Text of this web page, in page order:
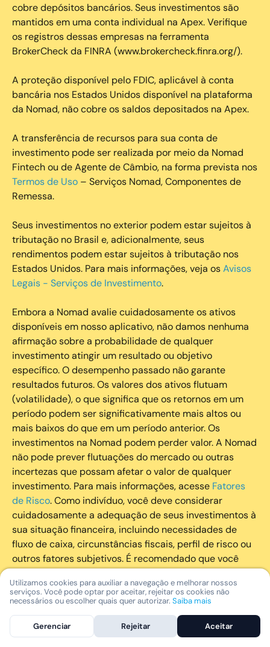
cobre depósitos bancários. Seus investimentos são
mantidos em uma conta individual na Apex. Verifique
os registros dessas empresas na ferramenta
BrokerCheck da FINRA (www.brokercheck.finra.org/).
A proteção disponível pelo FDIC, aplicável à conta
bancária nos Estados Unidos disponível na plataforma
da Nomad, não cobre os saldos depositados na Apex.
A transferência de recursos para sua conta de
investimento pode ser realizada por meio da Nomad
Fintech ou de Agente de Câmbio, na forma prevista nos
Termos de Uso – Serviços Nomad, Componentes de
Remessa.
Seus investimentos no exterior podem estar sujeitos à
tributação no Brasil e, adicionalmente, seus
rendimentos podem estar sujeitos à tributação nos
Estados Unidos. Para mais informações, veja osAvisos
Legais - Serviços de Investimento.
Embora a Nomad avalie cuidadosamente os ativos
disponíveis em nosso aplicativo, não damos nenhuma
afirmação sobre a probabilidade de qualquer
investimento atingir um resultado ou objetivo
específico. O desempenho passado não garante
resultados futuros. Os valores dos ativos flutuam
(volatilidade), o que significa que os retornos em um
período podem ser significativamente mais altos ou
mais baixos do que em um período anterior. Os
investimentos na Nomad podem perder valor. A Nomad
não pode prever flutuações do mercado ou outras
incertezas que possam afetar o valor de qualquer
investimento. Para mais informações, acesse Fatores
de Risco. Como indivíduo, você deve considerar
cuidadosamente a adequação de seus investimentos à
sua situação financeira, incluindo necessidades de
fluxo de caixa, circunstâncias fiscais, perfil de risco ou
outros fatores subjetivos. É recomendado que você
utilize todos os recursos disponíveis para se informar
sobre investimentos de maneira geral e sobre a
composição geral de seu portfólio. Questões fiscais ou
legais relativas aos investimentos realizados através da
Nomad devem ser obtidas pelos próprios clientes. A
Utilizamos cookies para auxiliar a navegação e melhorar nossos
serviços. Você pode optar por aceitar, rejeitar os cookies não
necessários ou escolher quais quer autorizar. Saiba mais
Gerenciar Rejeitar Aceitar